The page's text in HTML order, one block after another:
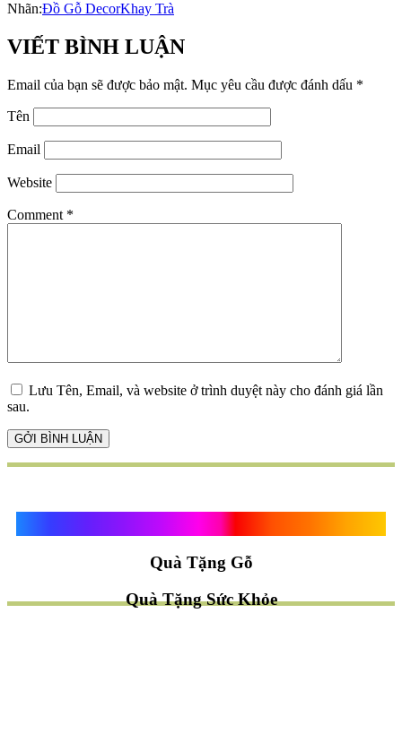
Nhãn:Đồ Gỗ DecorKhay Trà
VIẾT BÌNH LUẬN
Email của bạn sẽ được bảo mật. Mục yêu cầu được đánh dấu *
Tên
Email
Website
Comment *
Lưu Tên, Email, và website ở trình duyệt này cho đánh giá lần
sau.
Quà Tặng Gỗ
Quà Tặng Sức Khỏe